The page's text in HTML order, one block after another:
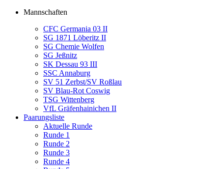
Mannschaften
CFC Germania 03 II
SG 1871 Löberitz II
SG Chemie Wolfen
SG Jeßnitz
SK Dessau 93 III
SSC Annaburg
SV 51 Zerbst/SV Roßlau
SV Blau-Rot Coswig
TSG Wittenberg
VfL Gräfenhainichen II
Paarungsliste
Aktuelle Runde
Runde 1
Runde 2
Runde 3
Runde 4